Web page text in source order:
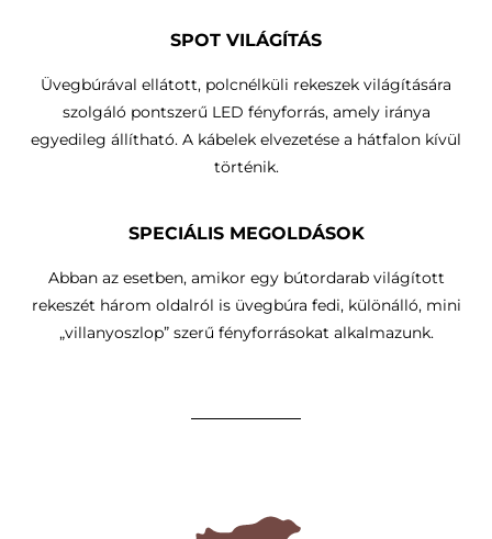
SPOT VILÁGÍTÁS
Üvegbúrával ellátott, polcnélküli rekeszek világítására
szolgáló pontszerű LED fényforrás, amely iránya
egyedileg állítható. A kábelek elvezetése a hátfalon kívül
történik.
SPECIÁLIS MEGOLDÁSOK
Abban az esetben, amikor egy bútordarab világított
rekeszét három oldalról is üvegbúra fedi, különálló, mini
„villanyoszlop” szerű fényforrásokat alkalmazunk.